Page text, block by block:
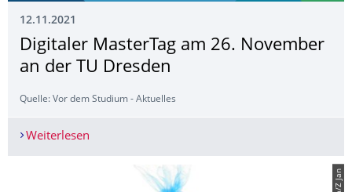
12.11.2021
Digitaler MasterTag am 26. November
an der TU Dresden
Quelle: Vor dem Studium - Aktuelles
Weiterlesen